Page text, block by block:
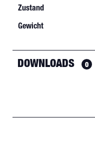
Zustand
Gewicht
DOWNLOADS 0